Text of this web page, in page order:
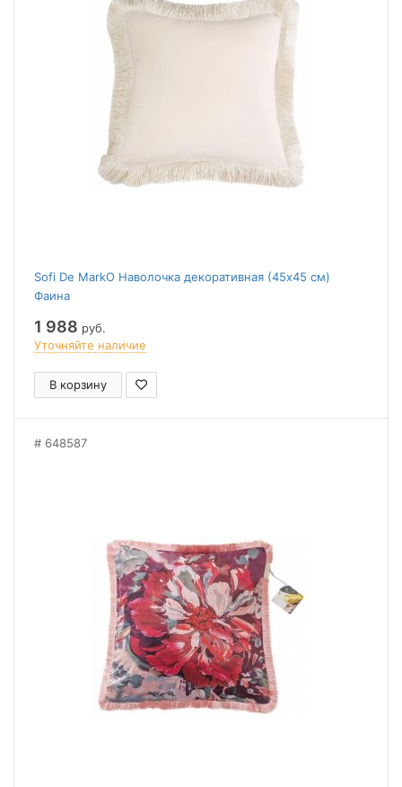
Sofi De MarkO Наволочка декоративная (45x45 см)
Фаина
1 988 руб.
Уточняйте наличие
В корзину
648587